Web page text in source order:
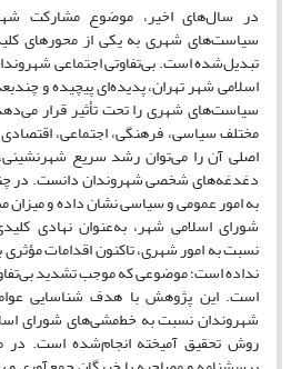
در سال‌های اخیر، موضوع مشارکت
سیاست‌های شهری به یکی از محورهای
تبدیل‌شده است. بی‌تفاوتی اجتماعی
اسلامی شهر تهران، پدیده‌ای پیچیده و
سیاست‌های شهری را تحت تأثیر قرار
مختلف سیاسی، فرهنگی، اجتماعی،
اصلی آن را می‌توان رشد سریع
دغدغه‌های شخصی شهروندان دانست. در
به امور عمومی و سیاسی نشان داده و
شورای اسلامی شهر، به‌عنوان نهادی
نسبت به امور شهری، تاکنون اقدامات
نداده است؛ موضوعی که موجب تشدید
است. این پژوهش با هدف شناسایی
شهروندان نسبت به خط‌مشی‌های شورای
روش تحقیق آمیخته انجام‌شده است. در